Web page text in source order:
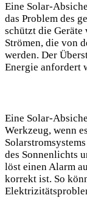
Eine Solar-
das Problem des
⁣schützt die Geräte
Strömen, die von
‍werden.​ Der
Energie anfordert
Eine ⁣Solar-
Werkzeug, wenn
des Sonnenlichts
löst einen ⁤Alarm
korrekt ist.​ So